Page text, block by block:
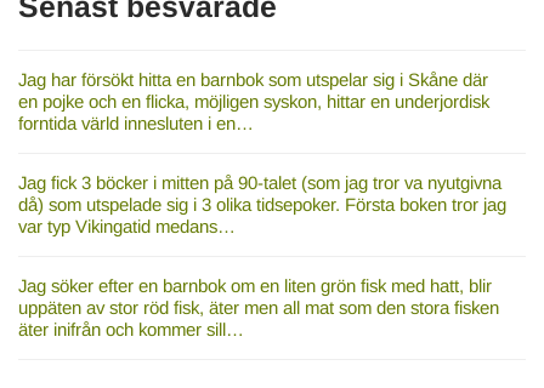
Jag har försökt hitta en barnbok som utspelar sig i Skåne där
en pojke och en flicka, möjligen syskon, hittar en underjordisk
forntida värld innesluten i en…
Jag fick 3 böcker i mitten på 90-talet (som jag tror va nyutgivna
då) som utspelade sig i 3 olika tidsepoker. Första boken tror jag
var typ Vikingatid medans…
Jag söker efter en barnbok om en liten grön fisk med hatt, blir
uppäten av stor röd fisk, äter men all mat som den stora fisken
äter inifrån och kommer sill…